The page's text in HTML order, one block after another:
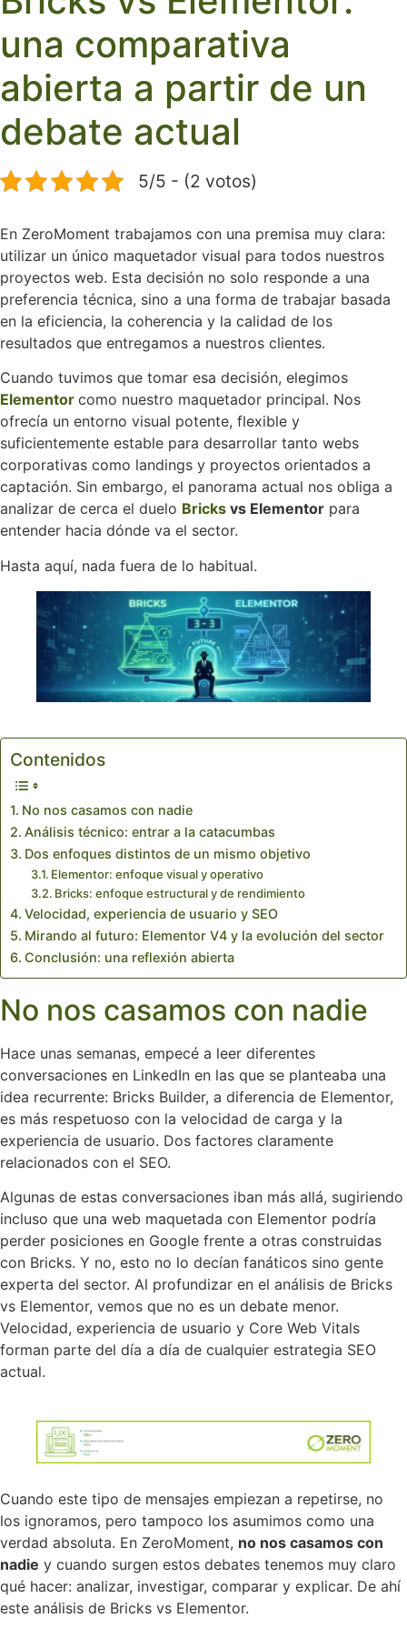
una comparativa
abierta a partir de un
debate actual
5/5 - (2 votos)
En ZeroMoment trabajamos con una premisa muy clara:
utilizar un único maquetador visual para todos nuestros
proyectos web. Esta decisión no solo responde a una
preferencia técnica, sino a una forma de trabajar basada
en la eficiencia, la coherencia y la calidad de los
resultados que entregamos a nuestros clientes.
Cuando tuvimos que tomar esa decisión, elegimos
Elementor como nuestro maquetador principal. Nos
ofrecía un entorno visual potente, flexible y
suficientemente estable para desarrollar tanto webs
corporativas como landings y proyectos orientados a
captación. Sin embargo, el panorama actual nos obliga a
analizar de cerca el duelo Bricks vs Elementor para
entender hacia dónde va el sector.
Hasta aquí, nada fuera de lo habitual.
Contenidos
No nos casamos con nadie
Análisis técnico: entrar a la catacumbas
Dos enfoques distintos de un mismo objetivo
Elementor: enfoque visual y operativo
Bricks: enfoque estructural y de rendimiento
Velocidad, experiencia de usuario y SEO
Mirando al futuro: Elementor V4 y la evolución del sector
Conclusión: una reflexión abierta
No nos casamos con nadie
Hace unas semanas, empecé a leer diferentes
conversaciones en LinkedIn en las que se planteaba una
idea recurrente: Bricks Builder, a diferencia de Elementor,
es más respetuoso con la velocidad de carga y la
experiencia de usuario. Dos factores claramente
relacionados con el SEO.
Algunas de estas conversaciones iban más allá, sugiriendo
incluso que una web maquetada con Elementor podría
perder posiciones en Google frente a otras construidas
con Bricks. Y no, esto no lo decían fanáticos sino gente
experta del sector. Al profundizar en el análisis de Bricks
vs Elementor, vemos que no es un debate menor.
Velocidad, experiencia de usuario y Core Web Vitals
forman parte del día a día de cualquier estrategia SEO
actual.
Cuando este tipo de mensajes empiezan a repetirse, no
los ignoramos, pero tampoco los asumimos como una
verdad absoluta. En ZeroMoment, no nos casamos con
nadie y cuando surgen estos debates tenemos muy claro
qué hacer: analizar, investigar, comparar y explicar. De ahí
este análisis de Bricks vs Elementor.